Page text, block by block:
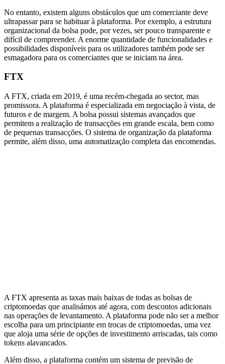
No entanto, existem alguns obstáculos que um comerciante deve
ultrapassar para se habituar à plataforma. Por exemplo, a estrutura
organizacional da bolsa pode, por vezes, ser pouco transparente e
difícil de compreender. A enorme quantidade de funcionalidades e
possibilidades disponíveis para os utilizadores também pode ser
esmagadora para os comerciantes que se iniciam na área.
FTX
A FTX, criada em 2019, é uma recém-chegada ao sector, mas
promissora. A plataforma é especializada em negociação à vista, de
futuros e de margem. A bolsa possui sistemas avançados que
permitem a realização de transacções em grande escala, bem como
de pequenas transacções. O sistema de organização da plataforma
permite, além disso, uma automatização completa das encomendas.
A FTX apresenta as taxas mais baixas de todas as bolsas de
criptomoedas que analisámos até agora, com descontos adicionais
nas operações de levantamento. A plataforma pode não ser a melhor
escolha para um principiante em trocas de criptomoedas, uma vez
que aloja uma série de opções de investimento arriscadas, tais como
tokens alavancados.
Além disso, a plataforma contém um sistema de previsão de